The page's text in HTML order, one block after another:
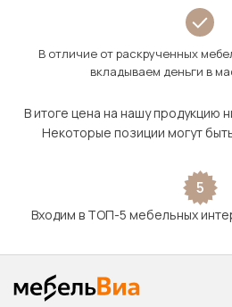
В отличие от раскрученных
вкладываем деньги в
В итоге цена на нашу продукцию
Некоторые позиции могут
5
Входим в ТОП-5 мебельных